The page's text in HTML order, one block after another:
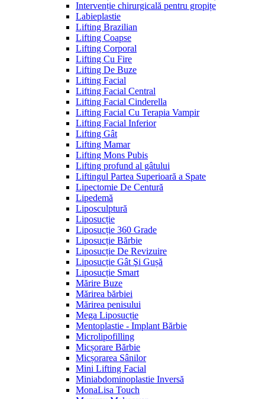
Intervenție chirurgicală pentru gropițe
Labieplastie
Lifting Brazilian
Lifting Coapse
Lifting Corporal
Lifting Cu Fire
Lifting De Buze
Lifting Facial
Lifting Facial Central
Lifting Facial Cinderella
Lifting Facial Cu Terapia Vampir
Lifting Facial Inferior
Lifting Gât
Lifting Mamar
Lifting Mons Pubis
Lifting profund al gâtului
Liftingul Partea Superioară a Spate
Lipectomie De Centură
Lipedemă
Liposculptură
Liposucție
Liposucție 360 Grade
Liposucție Bărbie
Liposucție De Revizuire
Liposucție Gât Şi Gușă
Liposucție Smart
Mărire Buze
Mărirea bărbiei
Mărirea penisului
Mega Liposucție
Mentoplastie - Implant Bărbie
Microlipofilling
Micșorare Bărbie
Micșorarea Sânilor
Mini Lifting Facial
Miniabdominoplastie Inversă
MonaLisa Touch